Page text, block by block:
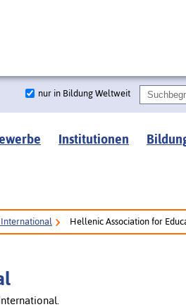
nur in Bildung Weltweit
Institutionen
International Hellenic Association for